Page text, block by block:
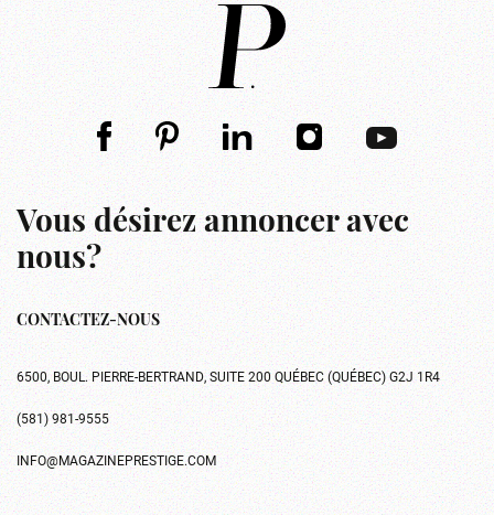
Vous désirez annoncer avec
nous?
CONTACTEZ-NOUS
6500, BOUL. PIERRE-BERTRAND, SUITE 200 QUÉBEC (QUÉBEC) G2J 1R4
(581) 981-9555
INFO@MAGAZINEPRESTIGE.COM